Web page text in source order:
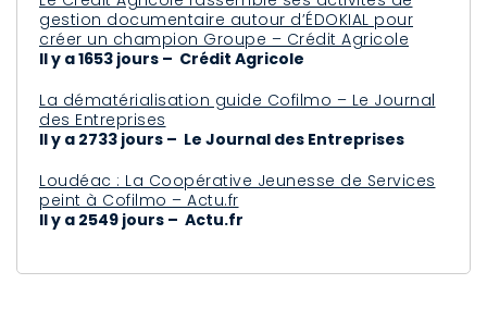
gestion documentaire autour d’ÉDOKIAL pour
créer un champion Groupe – Crédit Agricole
Il y a 1653 jours – Crédit Agricole
La dématérialisation guide Cofilmo – Le Journal
des Entreprises
Il y a 2733 jours – Le Journal des Entreprises
Loudéac : La Coopérative Jeunesse de Services
peint à Cofilmo – Actu.fr
Il y a 2549 jours – Actu.fr